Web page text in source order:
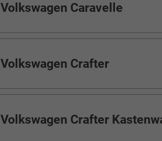
Volkswagen Caravelle
Volkswagen Crafter
Volkswagen Crafter